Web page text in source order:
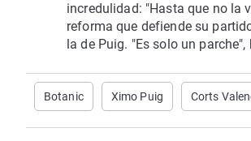
incredulidad: "Hasta que no la
reforma que defiende su
la de Puig. "Es solo un
Botanic Ximo Puig Corts